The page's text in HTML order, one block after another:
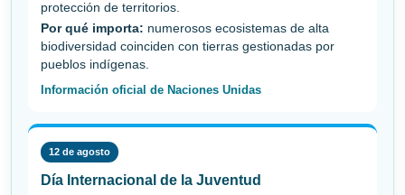
protección de territorios.
Por qué importa: numerosos ecosistemas de alta
biodiversidad coinciden con tierras gestionadas por
pueblos indígenas.
Información oficial de Naciones Unidas
12 de agosto
Día Internacional de la Juventud